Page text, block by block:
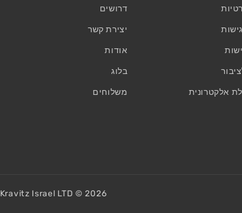
אלקטרונית
דרושים
יצירת קשר
אודות
בלוג
משלוחים
Kravitz Israel LTD © 2026